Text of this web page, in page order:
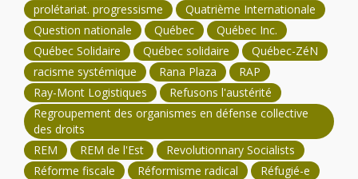
prolétariat. progressisme
Quatrième Internationale
Question nationale
Québec
Québec Inc.
Québec Solidaire
Québec solidaire
Québec-ZéN
racisme systémique
Rana Plaza
RAP
Ray-Mont Logistiques
Refusons l'austérité
Regroupement des organismes en défense collective
des droits
REM
REM de l'Est
Revolutionnary Socialists
Réforme fiscale
Réformisme radical
Réfugié-e